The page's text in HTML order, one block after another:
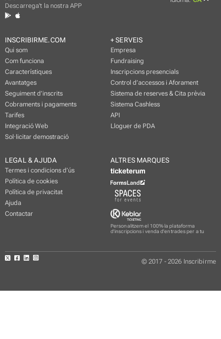
INSCRIBIRME.COM
Qui som
Com funciona
Característiques
Avantatges
Seguiment d’inscrits
Cobraments i pagaments
Tarifes
Integració Web
Sol·licitar demostració
+ SERVEIS
Empresa
Fundraising
Inscripcions presencials
Control d’accessos i Aforament
Sistema de reserves & Cita prèvia
Sistema Cashless
API
Lloguer de PDA
LEGAL & AJUDA
Termes i condicions d’ús
Política de cookies
Política de privacitat
Ajuda
Contactar
Descarrega't la nostra APP
ALTRES MARQUES
Personalitzem el 100% la plataforma
d'inscripcions i venda d'entrades per a tu
© 2017 - 2026 Inscribirme